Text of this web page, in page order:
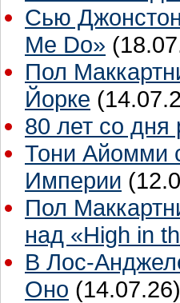
Сью
Me Do»
Пол
Йорке
80 лет со
Тони Айомми
Империи
Пол
над «High in
В Лос-
Оно (14.07.26)